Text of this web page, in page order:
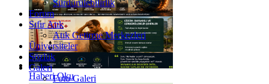
Haberi Oku
Sürdürülebilirlik
Forum
Sıfır Atık
Atık Getirme Merkezleri
Üniversiteler
Sözlük
Galeri
Foto Galeri